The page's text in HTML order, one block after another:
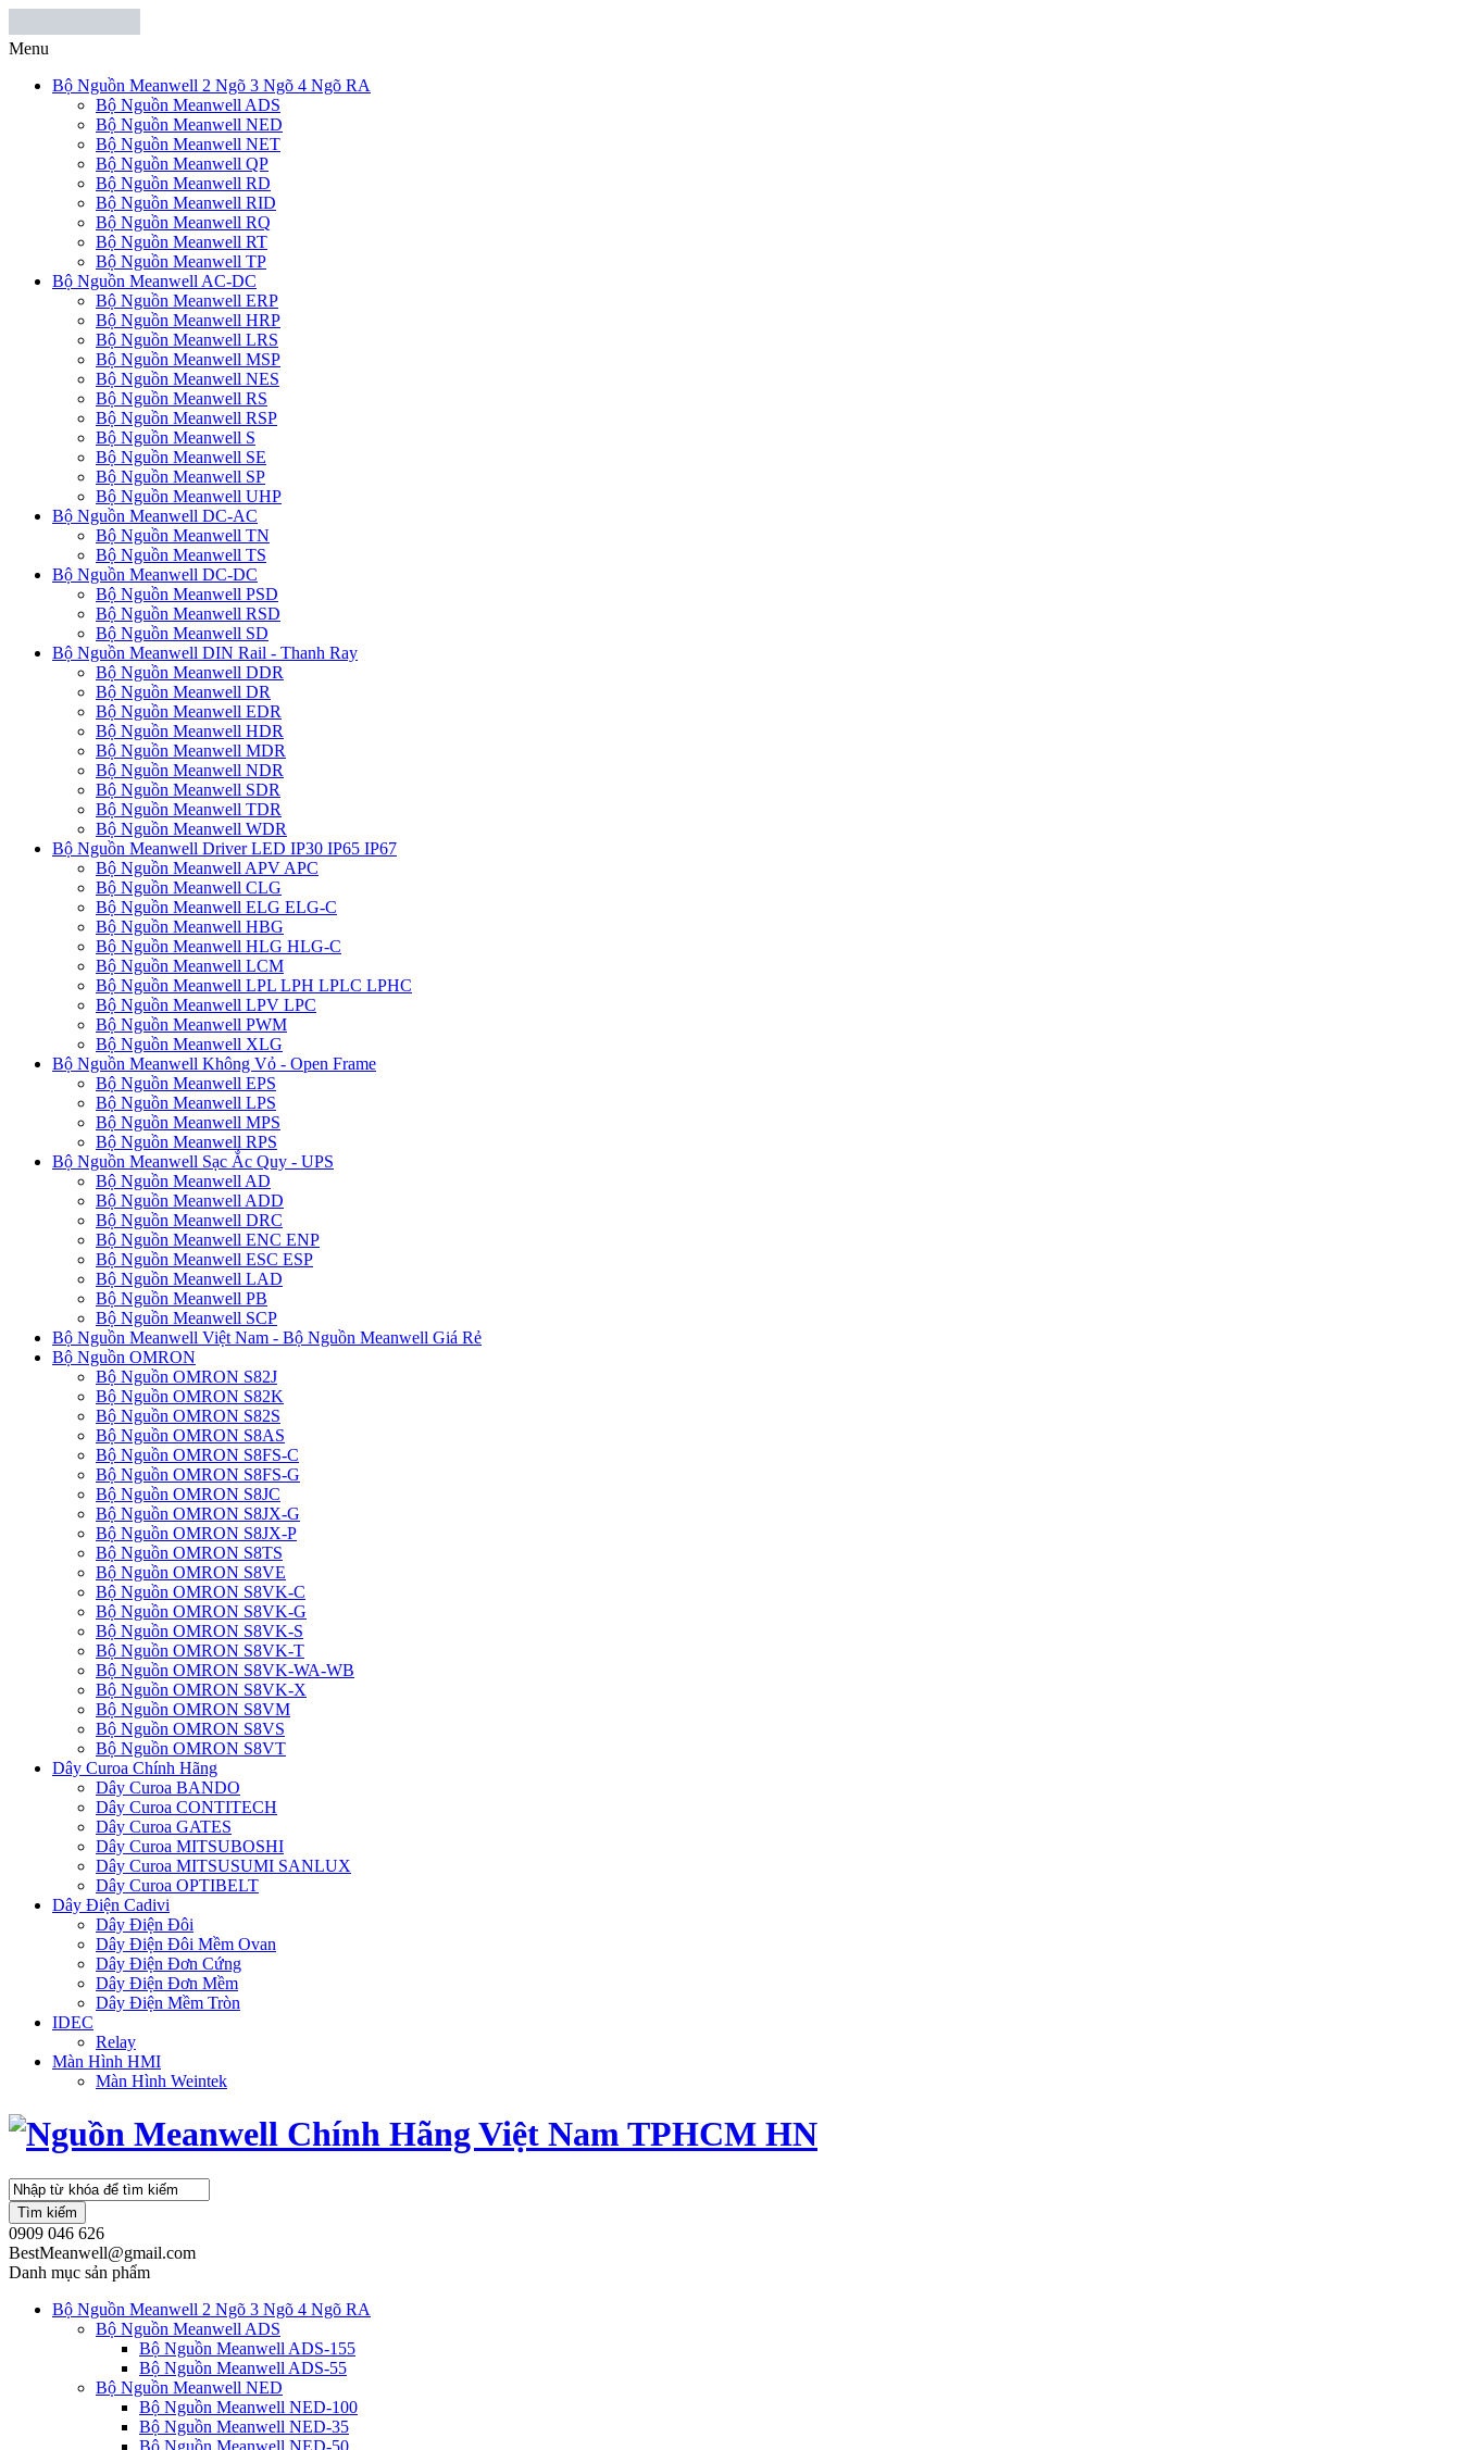
Menu
Bộ Nguồn Meanwell 2 Ngõ 3 Ngõ 4 Ngõ RA
Bộ Nguồn Meanwell ADS
Bộ Nguồn Meanwell NED
Bộ Nguồn Meanwell NET
Bộ Nguồn Meanwell QP
Bộ Nguồn Meanwell RD
Bộ Nguồn Meanwell RID
Bộ Nguồn Meanwell RQ
Bộ Nguồn Meanwell RT
Bộ Nguồn Meanwell TP
Bộ Nguồn Meanwell AC-DC
Bộ Nguồn Meanwell ERP
Bộ Nguồn Meanwell HRP
Bộ Nguồn Meanwell LRS
Bộ Nguồn Meanwell MSP
Bộ Nguồn Meanwell NES
Bộ Nguồn Meanwell RS
Bộ Nguồn Meanwell RSP
Bộ Nguồn Meanwell S
Bộ Nguồn Meanwell SE
Bộ Nguồn Meanwell SP
Bộ Nguồn Meanwell UHP
Bộ Nguồn Meanwell DC-AC
Bộ Nguồn Meanwell TN
Bộ Nguồn Meanwell TS
Bộ Nguồn Meanwell DC-DC
Bộ Nguồn Meanwell PSD
Bộ Nguồn Meanwell RSD
Bộ Nguồn Meanwell SD
Bộ Nguồn Meanwell DIN Rail - Thanh Ray
Bộ Nguồn Meanwell DDR
Bộ Nguồn Meanwell DR
Bộ Nguồn Meanwell EDR
Bộ Nguồn Meanwell HDR
Bộ Nguồn Meanwell MDR
Bộ Nguồn Meanwell NDR
Bộ Nguồn Meanwell SDR
Bộ Nguồn Meanwell TDR
Bộ Nguồn Meanwell WDR
Bộ Nguồn Meanwell Driver LED IP30 IP65 IP67
Bộ Nguồn Meanwell APV APC
Bộ Nguồn Meanwell CLG
Bộ Nguồn Meanwell ELG ELG-C
Bộ Nguồn Meanwell HBG
Bộ Nguồn Meanwell HLG HLG-C
Bộ Nguồn Meanwell LCM
Bộ Nguồn Meanwell LPL LPH LPLC LPHC
Bộ Nguồn Meanwell LPV LPC
Bộ Nguồn Meanwell PWM
Bộ Nguồn Meanwell XLG
Bộ Nguồn Meanwell Không Vỏ - Open Frame
Bộ Nguồn Meanwell EPS
Bộ Nguồn Meanwell LPS
Bộ Nguồn Meanwell MPS
Bộ Nguồn Meanwell RPS
Bộ Nguồn Meanwell Sạc Ắc Quy - UPS
Bộ Nguồn Meanwell AD
Bộ Nguồn Meanwell ADD
Bộ Nguồn Meanwell DRC
Bộ Nguồn Meanwell ENC ENP
Bộ Nguồn Meanwell ESC ESP
Bộ Nguồn Meanwell LAD
Bộ Nguồn Meanwell PB
Bộ Nguồn Meanwell SCP
Bộ Nguồn Meanwell Việt Nam - Bộ Nguồn Meanwell Giá Rẻ
Bộ Nguồn OMRON
Bộ Nguồn OMRON S82J
Bộ Nguồn OMRON S82K
Bộ Nguồn OMRON S82S
Bộ Nguồn OMRON S8AS
Bộ Nguồn OMRON S8FS-C
Bộ Nguồn OMRON S8FS-G
Bộ Nguồn OMRON S8JC
Bộ Nguồn OMRON S8JX-G
Bộ Nguồn OMRON S8JX-P
Bộ Nguồn OMRON S8TS
Bộ Nguồn OMRON S8VE
Bộ Nguồn OMRON S8VK-C
Bộ Nguồn OMRON S8VK-G
Bộ Nguồn OMRON S8VK-S
Bộ Nguồn OMRON S8VK-T
Bộ Nguồn OMRON S8VK-WA-WB
Bộ Nguồn OMRON S8VK-X
Bộ Nguồn OMRON S8VM
Bộ Nguồn OMRON S8VS
Bộ Nguồn OMRON S8VT
Dây Curoa Chính Hãng
Dây Curoa BANDO
Dây Curoa CONTITECH
Dây Curoa GATES
Dây Curoa MITSUBOSHI
Dây Curoa MITSUSUMI SANLUX
Dây Curoa OPTIBELT
Dây Điện Cadivi
Dây Điện Đôi
Dây Điện Đôi Mềm Ovan
Dây Điện Đơn Cứng
Dây Điện Đơn Mềm
Dây Điện Mềm Tròn
IDEC
Relay
Màn Hình HMI
Màn Hình Weintek
Tìm kiếm
0909 046 626
BestMeanwell@gmail.com
Danh mục sản phẩm
Bộ Nguồn Meanwell 2 Ngõ 3 Ngõ 4 Ngõ RA
Bộ Nguồn Meanwell ADS
Bộ Nguồn Meanwell ADS-155
Bộ Nguồn Meanwell ADS-55
Bộ Nguồn Meanwell NED
Bộ Nguồn Meanwell NED-100
Bộ Nguồn Meanwell NED-35
Bộ Nguồn Meanwell NED-50